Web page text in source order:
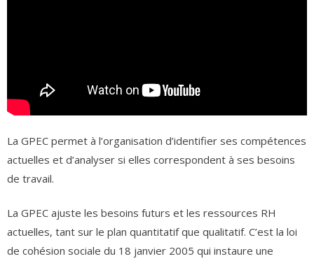
La GPEC permet à l’organisation d’identifier ses compétences
actuelles et d’analyser si elles correspondent à ses besoins
de travail.
La GPEC ajuste les besoins futurs et les ressources RH
actuelles, tant sur le plan quantitatif que qualitatif. C’est la loi
de cohésion sociale du 18 janvier 2005 qui instaure une